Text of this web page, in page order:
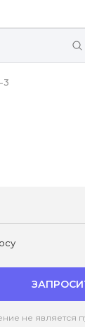
3
не является